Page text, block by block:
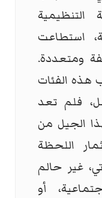
التنظيمية
استطاعت
ومتعددة.
هذه الفئات
فلم تعد
الجيل من
اللحظة
غير حالم
أو